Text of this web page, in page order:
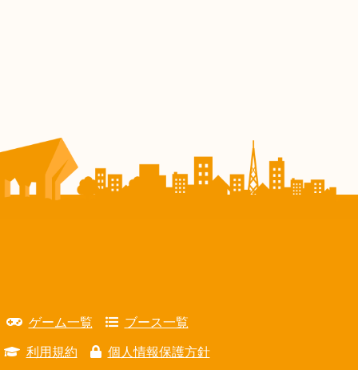
ゲーム一覧 ブース一覧
利用規約 個人情報保護方針